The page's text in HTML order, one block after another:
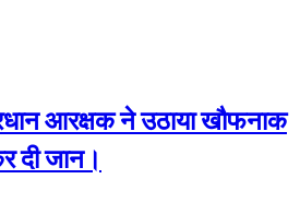
आरक्षक ने उठाया खौफनाक
दी जान।